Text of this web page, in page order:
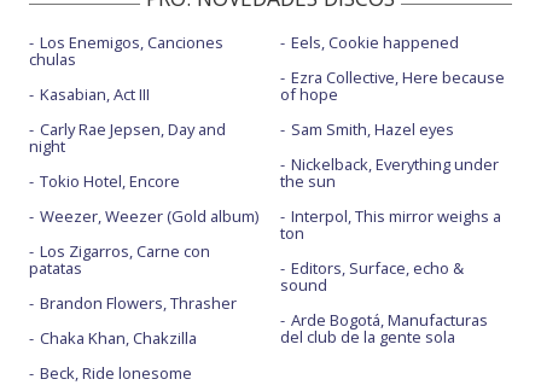
Los Enemigos, Canciones
chulas
Kasabian, Act III
Carly Rae Jepsen, Day and
night
Tokio Hotel, Encore
Weezer, Weezer (Gold album)
Los Zigarros, Carne con
patatas
Brandon Flowers, Thrasher
Chaka Khan, Chakzilla
Beck, Ride lonesome
Eels, Cookie happened
Ezra Collective, Here because
of hope
Sam Smith, Hazel eyes
Nickelback, Everything under
the sun
Interpol, This mirror weighs a
ton
Editors, Surface, echo &
sound
Arde Bogotá, Manufacturas
del club de la gente sola